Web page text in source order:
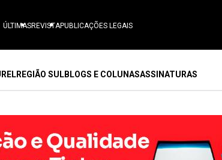
ÚLTIMASREVISTAPUBLICAÇÕES LEGAIS
REGIÃO SULBLOGS E COLUNASASSINATURAS